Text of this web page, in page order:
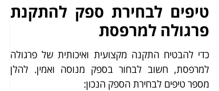
טיפים לבחירת ספק להתקנת
פרגולה למרפסת
כדי להבטיח התקנה מקצועית ואיכותית של פרגולה
למרפסת, חשוב לבחור בספק מנוסה ואמין. להלן
מספר טיפים לבחירת הספק הנכון: